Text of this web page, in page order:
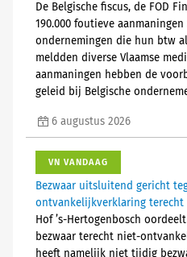
De Belgische fiscus, de FOD
190.000 foutieve
ondernemingen die hun btw
meldden diverse Vlaamse
aanmaningen hebben de
geleid bij Belgische
6 augustus 2026
VN VANDAAG
Bezwaar uitsluitend gericht
ontvankelijkverklaring terecht
Hof ’s-Hertogenbosch
bezwaar terecht niet-
heeft namelijk niet tijdig